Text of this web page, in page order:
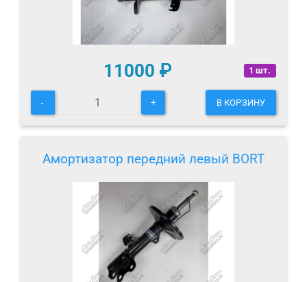
1 шт.
11000 ₽
- + В КОРЗИНУ
Амортизатор передний левый BORT